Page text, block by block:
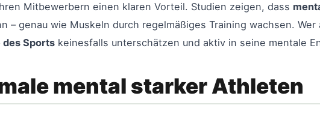
Mitbewerbern einen klaren Vorteil. Studien zeigen, dass
genau wie Muskeln durch regelmäßiges Training wachsen.
des Sports keinesfalls unterschätzen und aktiv in seine mentale
mental starker Athleten